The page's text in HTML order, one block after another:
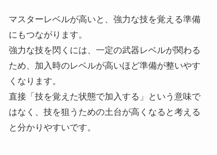
マスターレベルが高いと、強力な技を覚える準備
にもつながります。
強力な技を閃くには、一定の武器レベルが関わる
ため、加入時のレベルが高いほど準備が整いやす
くなります。
直接「技を覚えた状態で加入する」という意味で
はなく、技を狙うための土台が高くなると考える
と分かりやすいです。